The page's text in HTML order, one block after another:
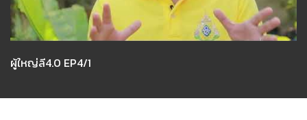
ผู้ใหญ่ลี4.0 EP4/1